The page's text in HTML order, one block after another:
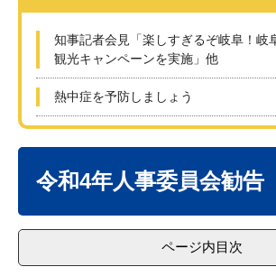
知事記者会見「楽しすぎるぞ岐阜！岐
観光キャンペーンを実施」他
熱中症を予防しましょう
令和4年人事委員会勧告
ページ内目次